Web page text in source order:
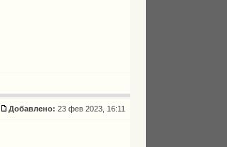
Добавлено: 23 фев 2023, 16:11